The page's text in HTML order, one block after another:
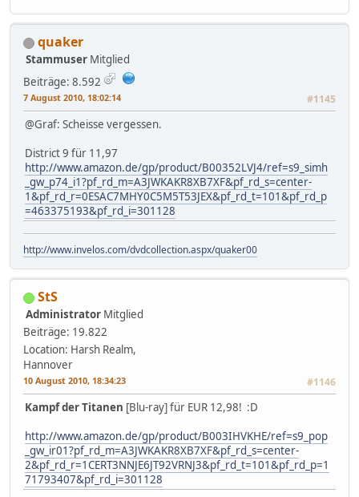
quaker
Stammuser Mitglied
Beiträge: 8.592
7 August 2010, 18:02:14 #1145
@Graf: Scheisse vergessen.
District 9 für 11,97
http://www.amazon.de/gp/product/B00352LVJ4/ref=s9_simh
_gw_p74_i1?pf_rd_m=A3JWKAKR8XB7XF&pf_rd_s=center-
1&pf_rd_r=0ESAC7MHY0C5M5T53JEX&pf_rd_t=101&pf_rd_p
=463375193&pf_rd_i=301128
http://www.invelos.com/dvdcollection.aspx/quaker00
StS
Administrator Mitglied
Beiträge: 19.822
Location: Harsh Realm,
Hannover
10 August 2010, 18:34:23 #1146
Kampf der Titanen [Blu-ray] für EUR 12,98! :D
http://www.amazon.de/gp/product/B003IHVKHE/ref=s9_pop
_gw_ir01?pf_rd_m=A3JWKAKR8XB7XF&pf_rd_s=center-
2&pf_rd_r=1CERT3NNJE6JT92VRNJ3&pf_rd_t=101&pf_rd_p=1
71793407&pf_rd_i=301128